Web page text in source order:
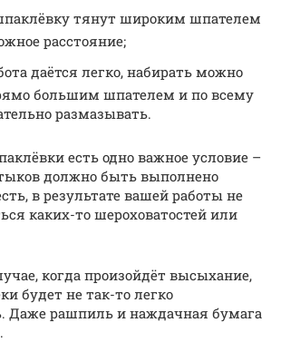
тянут широким шпателем
расстояние;
даётся легко, набирать можно
большим шпателем и по всему
размазывать.
есть одно важное условие –
должно быть выполнено
в результате вашей работы не
каких-то шероховатостей или
когда произойдёт высыхание,
будет не так-то легко
Даже рашпиль и наждачная бумага